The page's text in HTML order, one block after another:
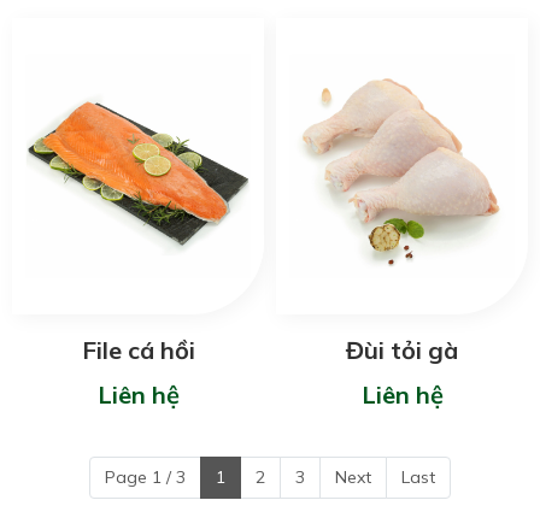
File cá hồi
Liên hệ
Đùi tỏi gà
Liên hệ
Page 1 / 3 1 2 3 Next Last